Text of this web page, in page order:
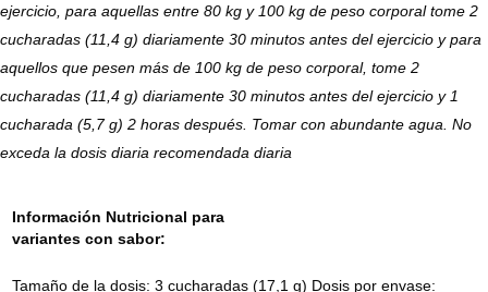
ejercicio, para aquellas entre 80 kg y 100 kg de peso corporal tome 2
cucharadas (11,4 g) diariamente 30 minutos antes del ejercicio y para
aquellos que pesen más de 100 kg de peso corporal, tome 2
cucharadas (11,4 g) diariamente 30 minutos antes del ejercicio y 1
cucharada (5,7 g) 2 horas después. Tomar con abundante agua. No
exceda la dosis diaria recomendada diaria
Información Nutricional para
variantes con sabor:
Tamaño de la dosis: 3 cucharadas (17,1 g) Dosis por envase: